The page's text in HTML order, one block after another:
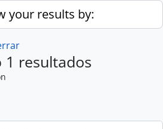
your results by:
1 resultados